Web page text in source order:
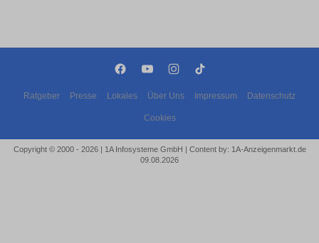
Ratgeber Presse Lokales Über Uns Impressum Datenschutz
Cookies
Copyright © 2000 - 2026 | 1A Infosysteme GmbH | Content by: 1A-Anzeigenmarkt.de
09.08.2026